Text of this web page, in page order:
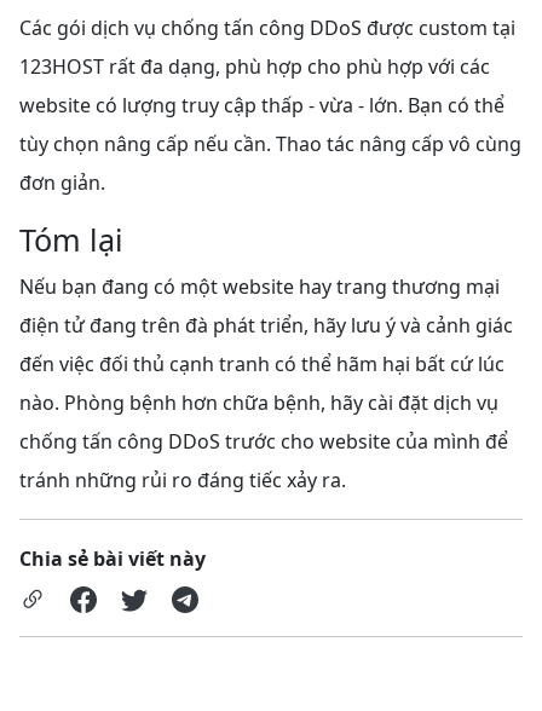
Các gói dịch vụ chống tấn công DDoS được custom tại
123HOST rất đa dạng, phù hợp cho phù hợp với các
website có lượng truy cập thấp - vừa - lớn. Bạn có thể
tùy chọn nâng cấp nếu cần. Thao tác nâng cấp vô cùng
đơn giản.
Tóm lại
Nếu bạn đang có một website hay trang thương mại
điện tử đang trên đà phát triển, hãy lưu ý và cảnh giác
đến việc đối thủ cạnh tranh có thể hãm hại bất cứ lúc
nào. Phòng bệnh hơn chữa bệnh, hãy cài đặt dịch vụ
chống tấn công DDoS trước cho website của mình để
tránh những rủi ro đáng tiếc xảy ra.
Chia sẻ bài viết này